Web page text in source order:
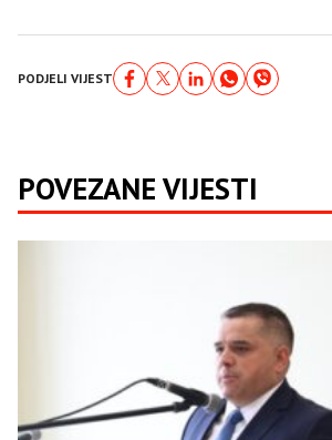
PODJELI VIJEST
POVEZANE VIJESTI